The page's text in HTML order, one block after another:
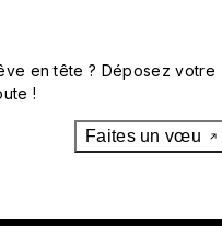
en tête ? Déposez votre
!
Faites un vœu